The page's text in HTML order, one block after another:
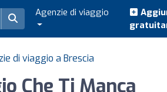
Agenzie di viaggio
di viaggio a Brescia
Che Ti Manca